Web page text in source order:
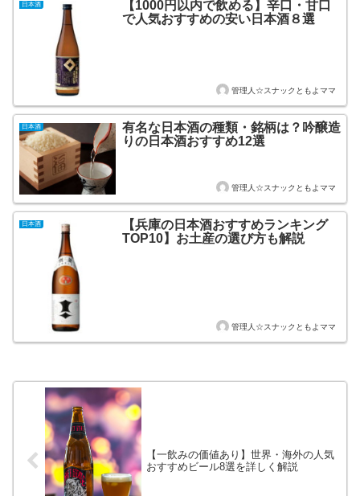
日本酒
【1000円以内で飲める】辛口・甘口
で人気おすすめの安い日本酒８選
管理人☆スナックともよママ
日本酒
有名な日本酒の種類・銘柄は？吟醸造
りの日本酒おすすめ12選
管理人☆スナックともよママ
日本酒
【兵庫の日本酒おすすめランキング
TOP10】お土産の選び方も解説
管理人☆スナックともよママ
【一飲みの価値あり】世界・海外の人気
おすすめビール8選を詳しく解説